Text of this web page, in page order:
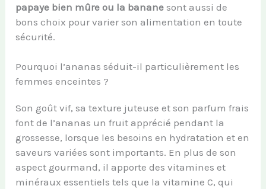
papaye bien mûre ou la banane sont aussi de
bons choix pour varier son alimentation en toute
sécurité.
Pourquoi l’ananas séduit-il particulièrement les
femmes enceintes ?
Son goût vif, sa texture juteuse et son parfum frais
font de l’ananas un fruit apprécié pendant la
grossesse, lorsque les besoins en hydratation et en
saveurs variées sont importants. En plus de son
aspect gourmand, il apporte des vitamines et
minéraux essentiels tels que la vitamine C, qui